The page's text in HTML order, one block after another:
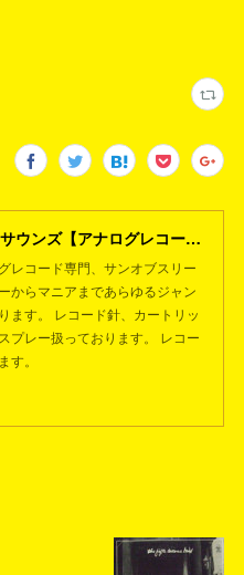
サンオブスリーサウンズ【アナログレコード専門店】名古屋栄
レコード専門、サンオブスリー
からマニアまであらゆるジャン
ます。 レコード針、カートリッ
プレー扱っております。 レコー
す。